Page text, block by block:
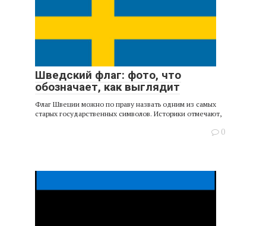
Шведский флаг: фото, что
обозначает, как выглядит
Флаг Швеции можно по праву назвать одним из самых
старых государственных символов. Историки отмечают,
0